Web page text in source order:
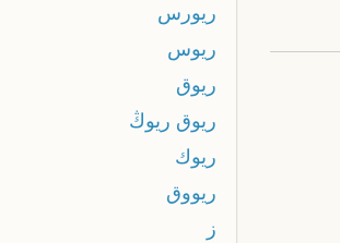
ريورس
ريوس
ريوق
ريوق ريوڭ
ريوك
ريووق
ز